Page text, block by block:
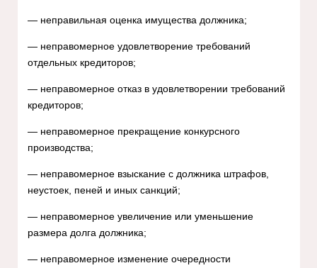
— неправильная оценка имущества должника;
— неправомерное удовлетворение требований
отдельных кредиторов;
— неправомерное отказ в удовлетворении требований
кредиторов;
— неправомерное прекращение конкурсного
производства;
— неправомерное взыскание с должника штрафов,
неустоек, пеней и иных санкций;
— неправомерное увеличение или уменьшение
размера долга должника;
— неправомерное изменение очередности